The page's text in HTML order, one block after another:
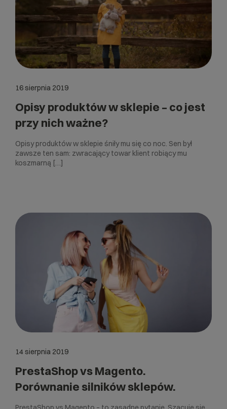
16 sierpnia 2019
Opisy produktów w sklepie – co jest
przy nich ważne?
Opisy produktów w sklepie śniły mu się co noc. Sen był
zawsze ten sam: zwracający towar klient robiący mu
koszmarną […]
14 sierpnia 2019
PrestaShop vs Magento.
Porównanie silników sklepów.